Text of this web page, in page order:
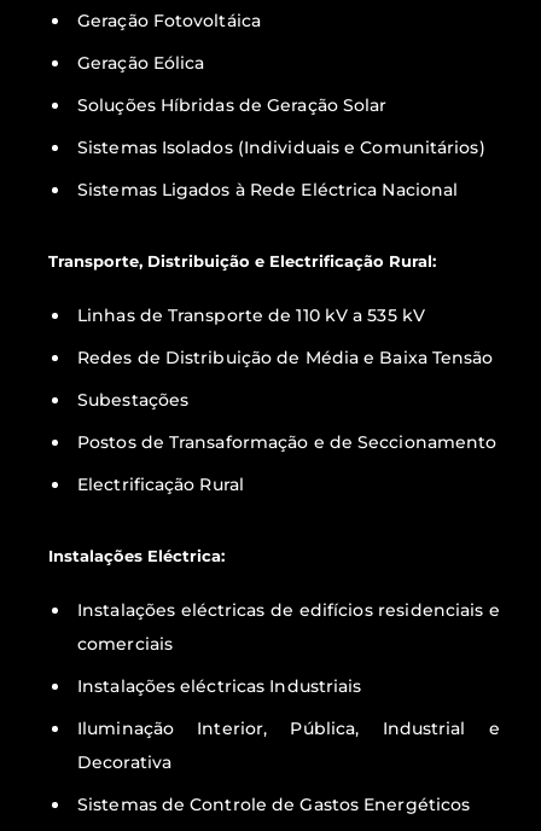
Geração Fotovoltáica
Geração Eólica
Soluções Híbridas de Geração Solar
Sistemas Isolados (Individuais e Comunitários)
Sistemas Ligados à Rede Eléctrica Nacional
Transporte, Distribuição e Electrificação Rural:
Linhas de Transporte de 110 kV a 535 kV
Redes de Distribuição de Média e Baixa Tensão
Subestações
Postos de Transaformação e de Seccionamento
Electrificação Rural
Instalações Eléctrica:
Instalações eléctricas de edifícios residenciais e
comerciais
Instalações eléctricas Industriais
Iluminação Interior, Pública, Industrial e
Decorativa
Sistemas de Controle de Gastos Energéticos